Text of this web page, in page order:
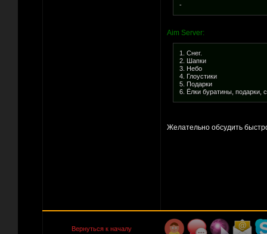
-
Aim Server:
1. Снег.
2. Шапки
3. Небо
4. Глоустики
5. Подарки
6. Ёлки буратины, подарки,
Желательно обсудить
Вернуться к началу